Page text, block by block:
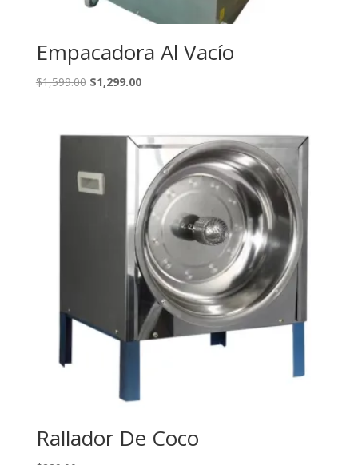
Empacadora Al Vacío
$1,599.00 El
era:
$1,299.00El
es:
$1,299.00.
Rallador De Coco